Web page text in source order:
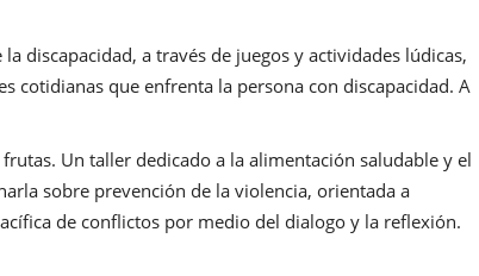
discapacidad, a través de juegos y actividades lúdicas,
cotidianas que enfrenta la persona con discapacidad. A
Un taller dedicado a la alimentación saludable y el
sobre prevención de la violencia, orientada a
de conflictos por medio del dialogo y la reflexión.